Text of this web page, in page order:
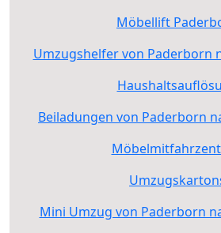
Möbellift
Umzugshelfer von Paderborn
Beiladungen von Paderborn
Mini Umzug von Paderborn